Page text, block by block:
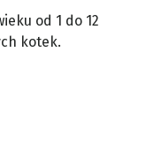
od 1 do 12
kotek.